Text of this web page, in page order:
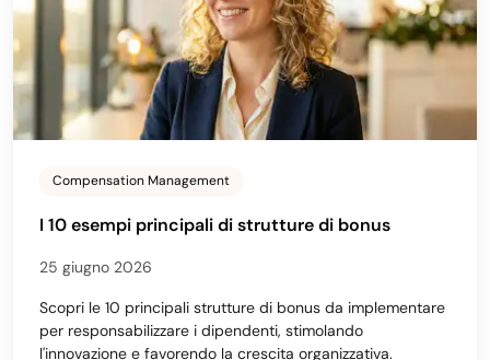
Compensation Management
I 10 esempi principali di strutture di bonus
25 giugno 2026
Scopri le 10 principali strutture di bonus da implementare
per responsabilizzare i dipendenti, stimolando
l'innovazione e favorendo la crescita organizzativa.